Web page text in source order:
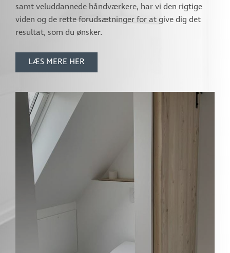
samt veluddannede håndværkere, har vi den rigtige
viden og de rette forudsætninger for at give dig det
resultat, som du ønsker.
LÆS MERE HER